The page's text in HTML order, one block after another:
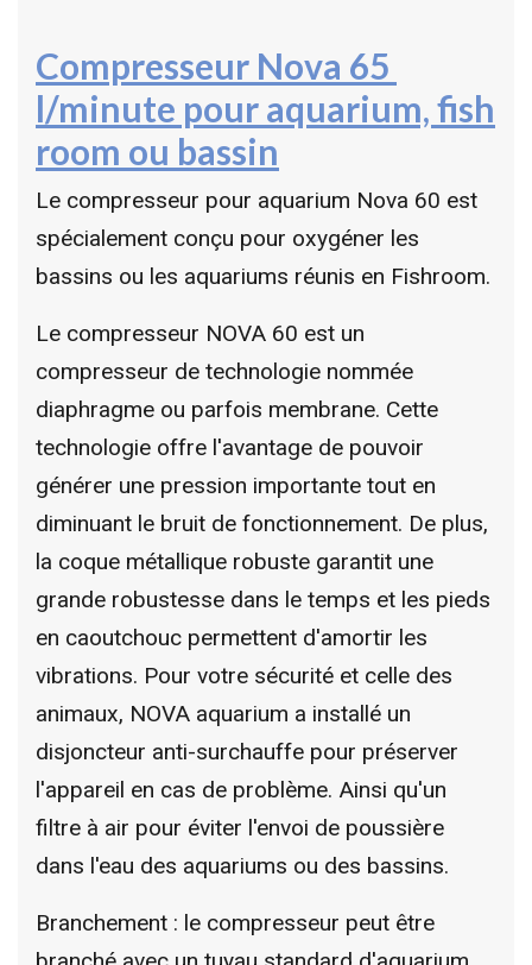
Compresseur Nova 65
l/minute pour aquarium, fish
room ou bassin
Le compresseur pour aquarium Nova 60 est
spécialement conçu pour oxygéner les
bassins ou les aquariums réunis en Fishroom.
Le compresseur NOVA 60 est un
compresseur de technologie nommée
diaphragme ou parfois membrane. Cette
technologie offre l'avantage de pouvoir
générer une pression importante tout en
diminuant le bruit de fonctionnement. De plus,
la coque métallique robuste garantit une
grande robustesse dans le temps et les pieds
en caoutchouc permettent d'amortir les
vibrations. Pour votre sécurité et celle des
animaux, NOVA aquarium a installé un
disjoncteur anti-surchauffe pour préserver
l'appareil en cas de problème. Ainsi qu'un
filtre à air pour éviter l'envoi de poussière
dans l'eau des aquariums ou des bassins.
Branchement : le compresseur peut être